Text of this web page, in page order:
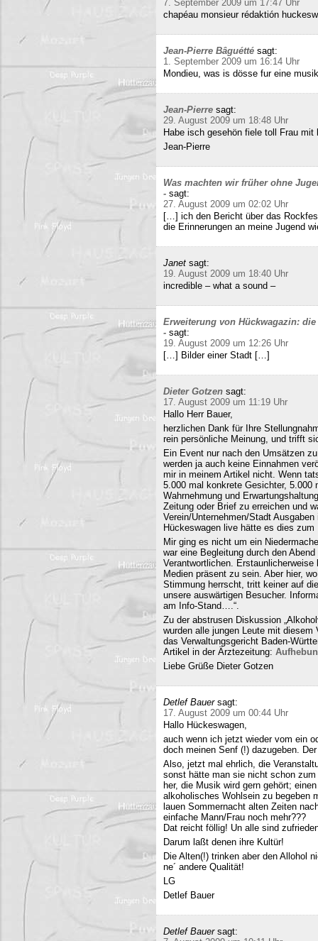
7. September 2009 um 17:47 Uhr
chapéau monsieur rédaktión
Jean-Pierre Bâguétté sagt:
1. September 2009 um 16:14 Uhr
Mondieu, was is dösse fur eine
Jean-Pierre sagt:
29. August 2009 um 18:48 Uhr
Habe isch gesehön fiele toll Frau
Jean-Pierre
Was machten wir früher ohne
- sagt:
27. August 2009 um 02:02 Uhr
[…] ich den Bericht über das
die Erinnerungen an meine Jugend
Janet sagt:
19. August 2009 um 18:40 Uhr
incredible – what a sound –
Erweiterung von Hückwagazin:
- sagt:
19. August 2009 um 12:26 Uhr
[…] Bilder einer Stadt […]
Dieter Gotzen sagt:
17. August 2009 um 11:19 Uhr
Hallo Herr Bauer,
herzlichen Dank für Ihre
rein persönliche Meinung, und trifft
Ein Event nur nach den Umsätzen
werden ja auch keine Einnahmen
mir in meinem Artikel nicht. Wenn
5.000 mal konkrete Gesichter, 5.000
Wahrnehmung und
Zeitung oder Brief zu erreichen und
Verein/Unternehmen/Stadt
Hückeswagen live hätte es dies zum
Mir ging es nicht um ein
war eine Begleitung durch den
Verantwortlichen.
Medien präsent zu sein. Aber hier,
Stimmung herrscht, tritt keiner auf
unsere auswärtigen Besucher.
am Info-Stand….“.
Zu der abstrusen Diskussion
wurden alle jungen Leute mit
das Verwaltungsgericht Baden-
Artikel in der Ärztezeitung:
Liebe Grüße Dieter Gotzen
Detlef Bauer sagt:
17. August 2009 um 00:44 Uhr
Hallo Hückeswagen,
auch wenn ich jetzt wieder vom ein
doch meinen Senf (!) dazugeben.
Also, jetzt mal ehrlich, die
sonst hätte man sie nicht schon
her, die Musik wird gern gehört;
alkoholisches Wohlsein zu begeben
lauen Sommernacht alten Zeiten
einfache Mann/Frau noch mehr???
Dat reicht föllig! Un alle sind
Darum laßt denen ihre Kultür!
Die Alten(!) trinken aber den Allohol
ne´ andere Qualität!
LG
Detlef Bauer
Detlef Bauer sagt: